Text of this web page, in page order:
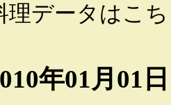
理データはこ
年01月01